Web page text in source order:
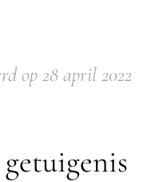
op 28 april 2022